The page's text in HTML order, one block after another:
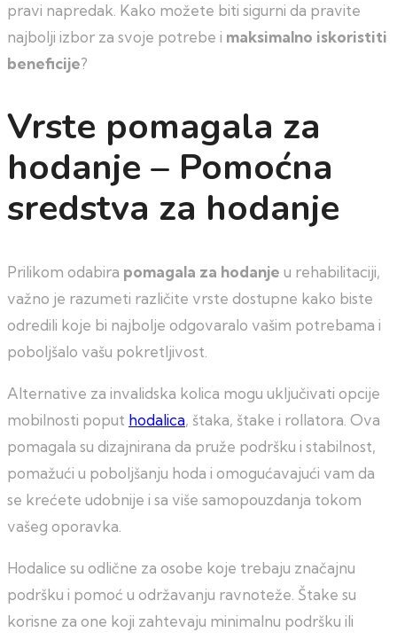
pravi napredak. Kako možete biti sigurni da pravite
najbolji izbor za svoje potrebe i maksimalno iskoristiti
beneficije?
Vrste pomagala za
hodanje – Pomoćna
sredstva za hodanje
Prilikom odabira pomagala za hodanje u rehabilitaciji,
važno je razumeti različite vrste dostupne kako biste
odredili koje bi najbolje odgovaralo vašim potrebama i
poboljšalo vašu pokretljivost.
Alternative za invalidska kolica mogu uključivati opcije
mobilnosti poput hodalica, štaka, štake i rollatora. Ova
pomagala su dizajnirana da pruže podršku i stabilnost,
pomažući u poboljšanju hoda i omogućavajući vam da
se krećete udobnije i sa više samopouzdanja tokom
vašeg oporavka.
Hodalice su odlične za osobe koje trebaju značajnu
podršku i pomoć u održavanju ravnoteže. Štake su
korisne za one koji zahtevaju minimalnu podršku ili